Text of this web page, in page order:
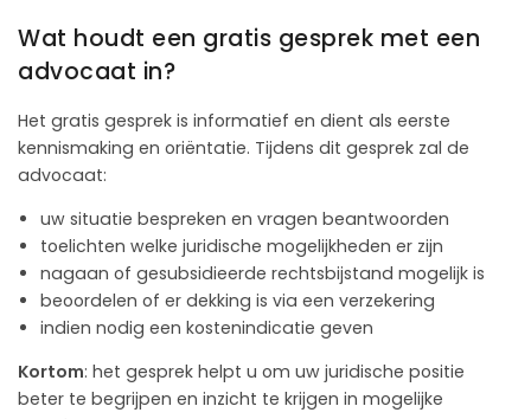
Wat houdt een gratis gesprek met een
advocaat in?
Het gratis gesprek is informatief en dient als eerste
kennismaking en oriëntatie. Tijdens dit gesprek zal de
advocaat:
uw situatie bespreken en vragen beantwoorden
toelichten welke juridische mogelijkheden er zijn
nagaan of gesubsidieerde rechtsbijstand mogelijk is
beoordelen of er dekking is via een verzekering
indien nodig een kostenindicatie geven
Kortom: het gesprek helpt u om uw juridische positie
beter te begrijpen en inzicht te krijgen in mogelijke